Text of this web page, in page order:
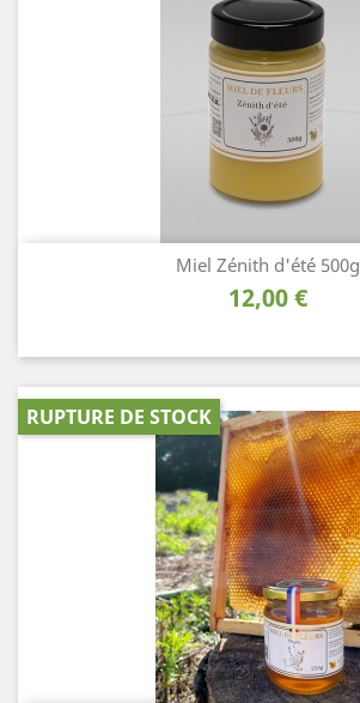
Miel Zénith d'été 500g
Prix
12,00 €
RUPTURE DE STOCK